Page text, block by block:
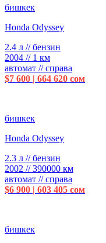
бишкек
Honda Odyssey
2.4 л // бензин
2004 // 1 км
автомат // справа
$7 600 | 664 620 сом
бишкек
Honda Odyssey
2.3 л // бензин
2002 // 390000 км
автомат // справа
$6 900 | 603 405 сом
бишкек